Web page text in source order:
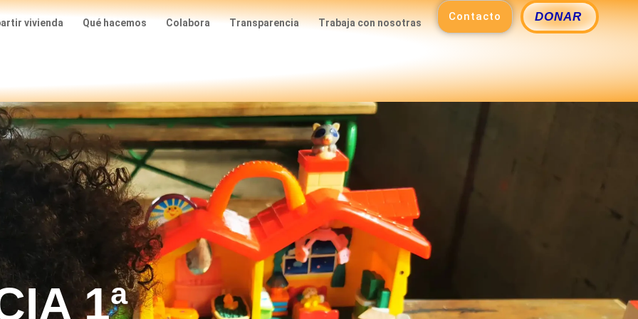
vivienda Qué hacemos Colabora Transparencia Trabaja con nosotras Contacto DONAR
1ª